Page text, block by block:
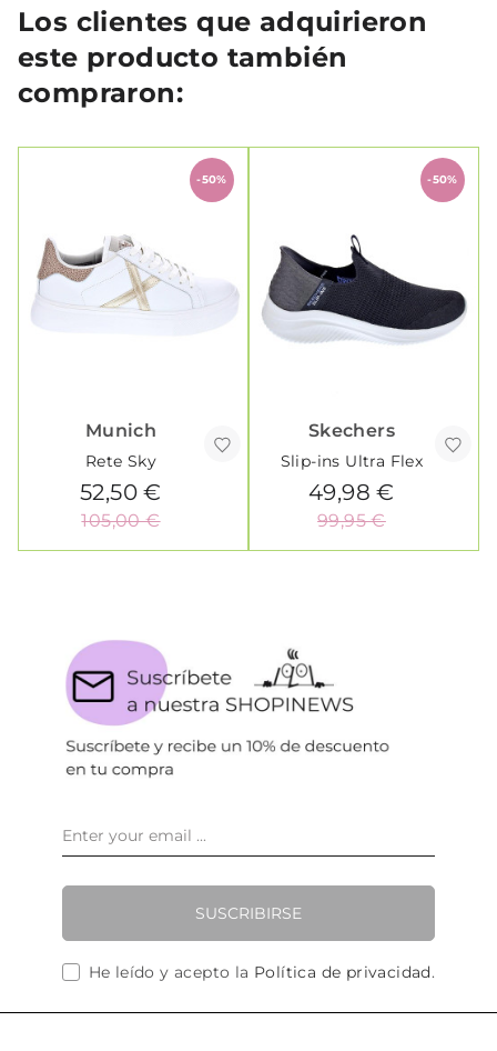
Los clientes que adquirieron
este producto también
compraron:
-50%
Munich
Rete Sky
52,50 €
105,00 €
-50%
Skechers
Slip-ins Ultra Flex
49,98 €
99,95 €
SUSCRIBIRSE
He leído y acepto la Política de privacidad.